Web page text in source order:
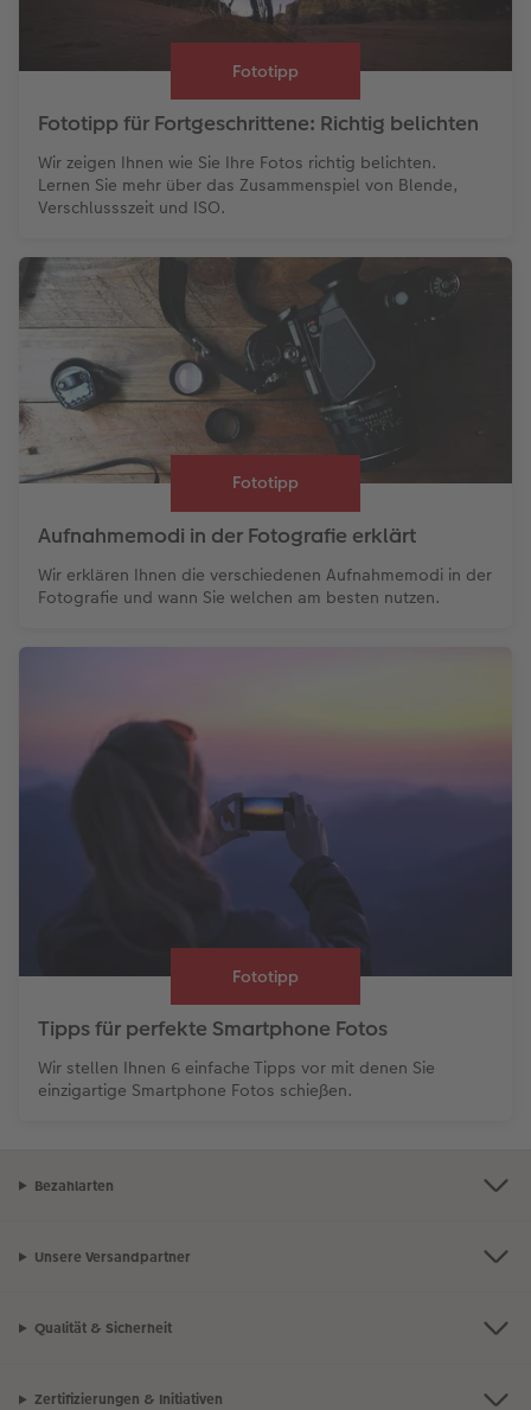
Fototipp
Fototipp für Fortgeschrittene: Richtig belichten
Wir zeigen Ihnen wie Sie Ihre Fotos richtig belichten.
Lernen Sie mehr über das Zusammenspiel von Blende,
Verschlussszeit und ISO.
Fototipp
Aufnahmemodi in der Fotografie erklärt
Wir erklären Ihnen die verschiedenen Aufnahmemodi in der
Fotografie und wann Sie welchen am besten nutzen.
Fototipp
Tipps für perfekte Smartphone Fotos
Wir stellen Ihnen 6 einfache Tipps vor mit denen Sie
einzigartige Smartphone Fotos schießen.
Bezahlarten
Unsere Versandpartner
Qualität & Sicherheit
Zertifizierungen & Initiativen